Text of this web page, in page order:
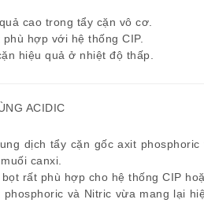
cao trong tẩy cặn vô cơ.
hợp với hệ thống CIP.
hiệu quả ở nhiệt độ thấp.
ACIDIC
dịch tẩy cặn gốc axit
canxi.
rất phù hợp cho hệ thống CIP
và Nitric vừa mang lại